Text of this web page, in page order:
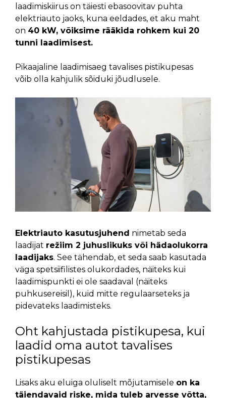
laadimiskiirus on täiesti ebasoovitav puhta
elektriauto jaoks, kuna eeldades, et aku maht
on 40 kW, võiksime rääkida rohkem kui 20
tunni laadimisest.
Pikaajaline laadimisaeg tavalises pistikupesas
võib olla kahjulik sõiduki jõudlusele.
Elektriauto kasutusjuhend nimetab seda
laadijat režiim 2 juhuslikuks või hädaolukorra
laadijaks. See tähendab, et seda saab kasutada
väga spetsiifilistes olukordades, näiteks kui
laadimispunkti ei ole saadaval (näiteks
puhkusereisil), kuid mitte regulaarseteks ja
pidevateks laadimisteks.
Oht kahjustada pistikupesa, kui
laadid oma autot tavalises
pistikupesas
Lisaks aku eluiga oluliselt mõjutamisele on ka
täiendavaid riske, mida tuleb arvesse võtta,